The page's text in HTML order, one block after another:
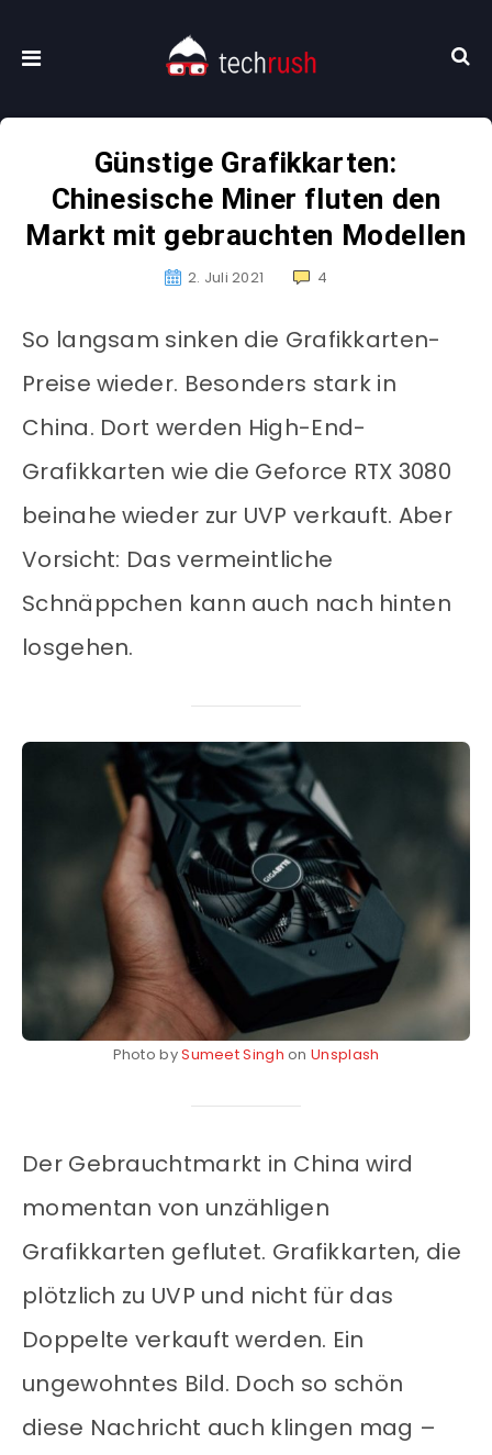
Günstige Grafikkarten:
Chinesische Miner fluten den
Markt mit gebrauchten Modellen
2. Juli 2021 4
So langsam sinken die Grafikkarten-
Preise wieder. Besonders stark in
China. Dort werden High-End-
Grafikkarten wie die Geforce RTX 3080
beinahe wieder zur UVP verkauft. Aber
Vorsicht: Das vermeintliche
Schnäppchen kann auch nach hinten
losgehen.
Photo bySumeet Singh onUnsplash
Der Gebrauchtmarkt in China wird
momentan von unzähligen
Grafikkarten geflutet. Grafikkarten, die
plötzlich zu UVP und nicht für das
Doppelte verkauft werden. Ein
ungewohntes Bild. Doch so schön
diese Nachricht auch klingen mag –